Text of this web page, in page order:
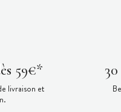
59€*
livraison et